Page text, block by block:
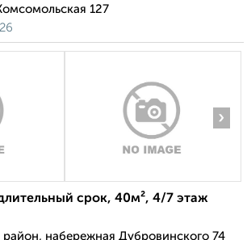
127
›
срок, 40м², 4/7 этаж
набережная Дубровинского 74